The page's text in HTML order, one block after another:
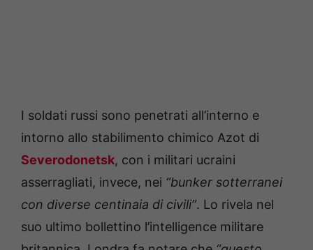
I soldati russi sono penetrati all’interno e
intorno allo stabilimento chimico Azot di
Severodonetsk, con i militari ucraini
asserragliati, invece, nei “bunker sotterranei
con diverse centinaia di civili”. Lo rivela nel
suo ultimo bollettino l’intelligence militare